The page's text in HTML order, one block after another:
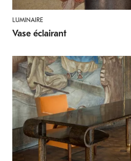
LUMINAIRE
Vase éclairant